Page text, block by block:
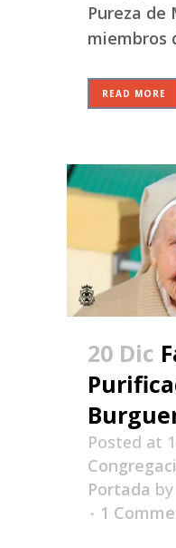
Pureza de
miembros
READ MORE
20 Dic
Posted at
Portada by
1